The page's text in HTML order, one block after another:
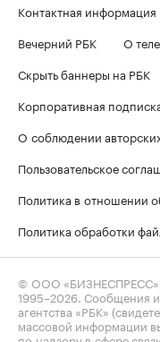
Контактная информация
Вечерний РБК
О
Скрыть баннеры на РБК
Корпоративная
О соблюдении
Пользовательское
Политика в отношении
Политика обработки
© ООО
1995–2026 . Сообщения
агентства «РБК»
массовой информации